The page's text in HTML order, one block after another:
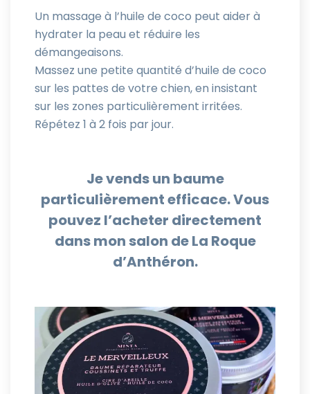
Un massage à l’huile de coco peut aider à
hydrater la peau et réduire les
démangeaisons.
Massez une petite quantité d’huile de coco
sur les pattes de votre chien, en insistant
sur les zones particulièrement irritées.
Répétez 1 à 2 fois par jour.
Je vends un baume
particulièrement efficace. Vous
pouvez l’acheter directement
dans mon salon de La Roque
d’Anthéron.